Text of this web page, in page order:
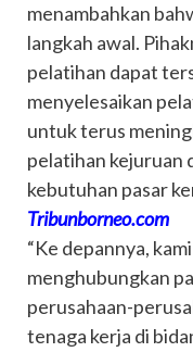
menambahkan
langkah awal.
pelatihan dapat
menyelesaikan
untuk terus
pelatihan kejuruan
kebutuhan pasar
Tribunborneo.com
“Ke depannya,
menghubungkan
perusahaan-
tenaga kerja di